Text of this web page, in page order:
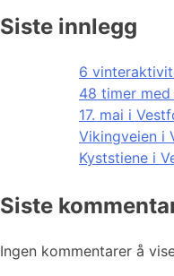
Siste innlegg
6
48 timer
17. mai i
Vikingveien i
Kyststiene i
Siste
Ingen kommentarer å